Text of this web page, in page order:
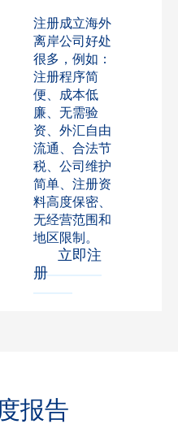
注册成立海外
离岸公司好处
很多，例如：
注册程序简
便、成本低
廉、无需验
资、外汇自由
流通、合法节
税、公司维护
简单、注册资
料高度保密、
无经营范围和
地区限制。
立即注
册
报告